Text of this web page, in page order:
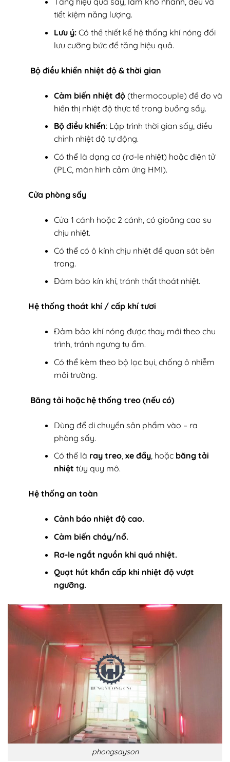
tiết kiệm năng lượng.
Lưu ý:Có thể thiết kế hệ thống khí nóng đối
lưu cưỡng bức để tăng hiệu quả.
Bộ điều khiển nhiệt độ & thời gian
Cảm biến nhiệt độ(thermocouple) để đo và
hiển thị nhiệt độ thực tế trong buồng sấy.
Bộ điều khiển: Lập trình thời gian sấy, điều
chỉnh nhiệt độ tự động.
Có thể là dạng cơ (rơ-le nhiệt) hoặc điện tử
(PLC, màn hình cảm ứng HMI).
Cửa phòng sấy
Cửa 1 cánh hoặc 2 cánh, có gioăng cao su
chịu nhiệt.
Có thể có ô kính chịu nhiệt để quan sát bên
trong.
Đảm bảo kín khí, tránh thất thoát nhiệt.
Hệ thống thoát khí / cấp khí tươi
Đảm bảo khí nóng được thay mới theo chu
trình, tránh ngưng tụ ẩm.
Có thể kèm theo bộ lọc bụi, chống ô nhiễm
môi trường.
Băng tải hoặc hệ thống treo (nếu có)
Dùng để di chuyển sản phẩm vào – ra
phòng sấy.
Có thể là ray treo, xe đẩy, hoặc băng tải
nhiệt tùy quy mô.
Hệ thống an toàn
Cảnh báo nhiệt độ cao.
Cảm biến cháy/nổ.
Rơ-le ngắt nguồn khi quá nhiệt.
Quạt hút khẩn cấp khi nhiệt độ vượt
ngưỡng.
phongsayson